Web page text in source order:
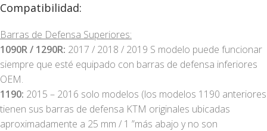
Compatibilidad:
Barras de Defensa Superiores:
1090R / 1290R: 2017 / 2018 / 2019 S modelo puede funcionar
siempre que esté equipado con barras de defensa inferiores
OEM.
1190: 2015 – 2016 solo modelos (los modelos 1190 anteriores
tienen sus barras de defensa KTM originales ubicadas
aproximadamente a 25 mm / 1 ”más abajo y no son